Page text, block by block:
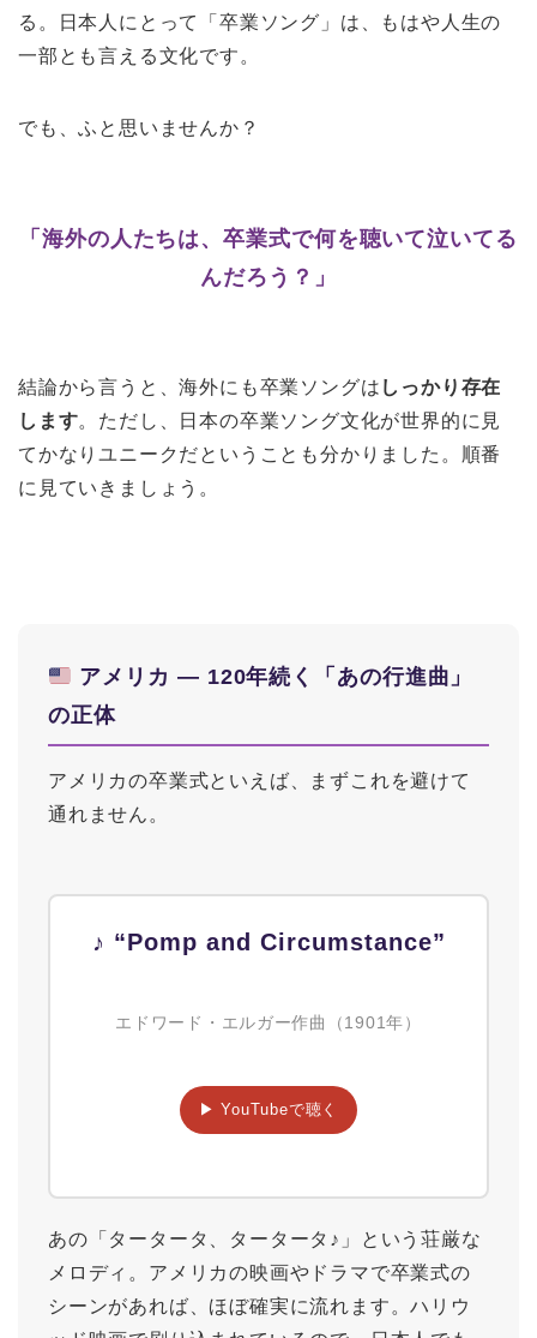
る。日本人にとって「卒業ソング」は、もはや人生の
一部とも言える文化です。
でも、ふと思いませんか？
「海外の人たちは、卒業式で何を聴いて泣いてる
んだろう？」
結論から言うと、海外にも卒業ソングは しっかり存在
します。ただし、日本の卒業ソング文化が世界的に見
てかなりユニークだということも分かりました。順番
に見ていきましょう。
アメリカ ― 120年続く「あの行進曲」
の正体
アメリカの卒業式といえば、まずこれを避けて
通れません。
♪ “Pomp and Circumstance”
エドワード・エルガー作曲（1901年）
▶ YouTubeで聴く
あの「タータータ、タータータ♪」という荘厳な
メロディ。アメリカの映画やドラマで卒業式の
シーンがあれば、ほぼ確実に流れます。ハリウ